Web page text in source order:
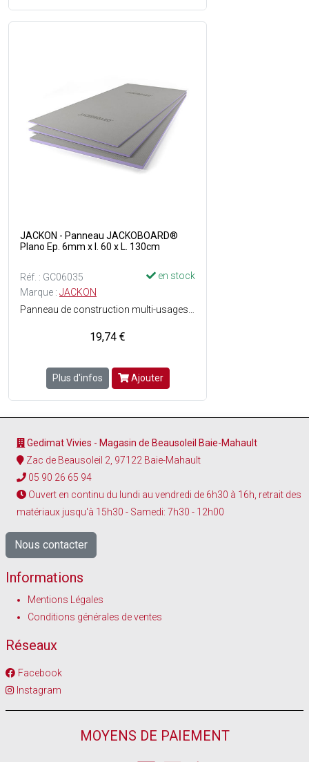
JACKON - Panneau JACKOBOARD®
Plano Ep. 6mm x l. 60 x L. 130cm
Réf. : GC06035
en stock
Marque : JACKON
19,74 €
Plus d'infos Ajouter
Gedimat Vivies - Magasin de Beausoleil Baie-Mahault
Zac de Beausoleil 2, 97122 Baie-Mahault
05 90 26 65 94
Ouvert en continu du lundi au vendredi de 6h30 à 16h, retrait des
matériaux jusqu'à 15h30 - Samedi: 7h30 - 12h00
Nous contacter
Informations
Mentions Légales
Conditions générales de ventes
Réseaux
Facebook
Instagram
MOYENS DE PAIEMENT